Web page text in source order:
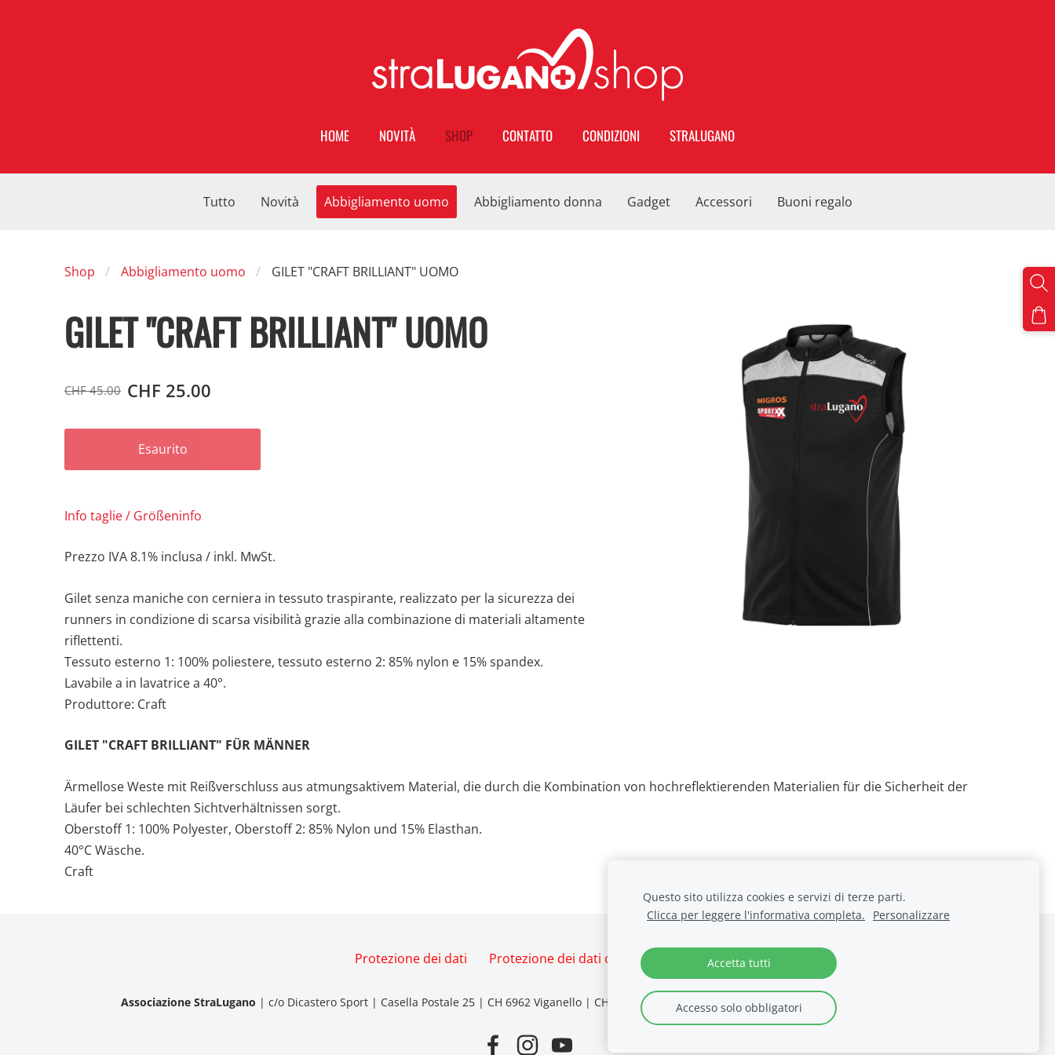
HOME NOVITÀ SHOP CONTATTO CONDIZIONI STRALUGANO
Tutto Novità Abbigliamento uomo Abbigliamento donna Gadget Accessori Buoni regalo
Shop Abbigliamento uomo GILET "CRAFT BRILLIANT" UOMO
GILET "CRAFT BRILLIANT" UOMO
CHF 45.00 CHF 25.00
Esaurito
Info taglie / Größeninfo
Prezzo IVA8.1% inclusa / inkl. MwSt.
Gilet senza maniche con cerniera in tessuto traspirante, realizzato per la sicurezza dei
runners in condizione di scarsa visibilità grazie alla combinazione di materiali altamente
riflettenti.
Tessuto esterno 1: 100% poliestere, tessuto esterno 2: 85% nylon e 15% spandex.
Lavabile a in lavatrice a 40°.
Produttore: Craft
GILET "CRAFT BRILLIANT" FÜR MÄNNER
Ärmellose Weste mit Reißverschluss aus atmungsaktivem Material, die durch die Kombination von hochreflektierenden Materialien für die Sicherheit der
Läufer bei schlechten Sichtverhältnissen sorgt.
Oberstoff 1: 100% Polyester, Oberstoff 2: 85% Nylon und 15% Elasthan.
40°C Wäsche.
Craft
Protezione dei dati Protezione dei dati online
Associazione StraLugano | c/o Dicastero Sport | Casella Postale 25 | CH 6962 Viganello | CHE-112.750.663 IVA info@stralugano.ch |www.stralugano.ch
Questo sito utilizza cookies e servizi di terze parti.
Clicca per leggere l'informativa completa.
Personalizzare
Accetta tutti
Accesso solo obbligatori